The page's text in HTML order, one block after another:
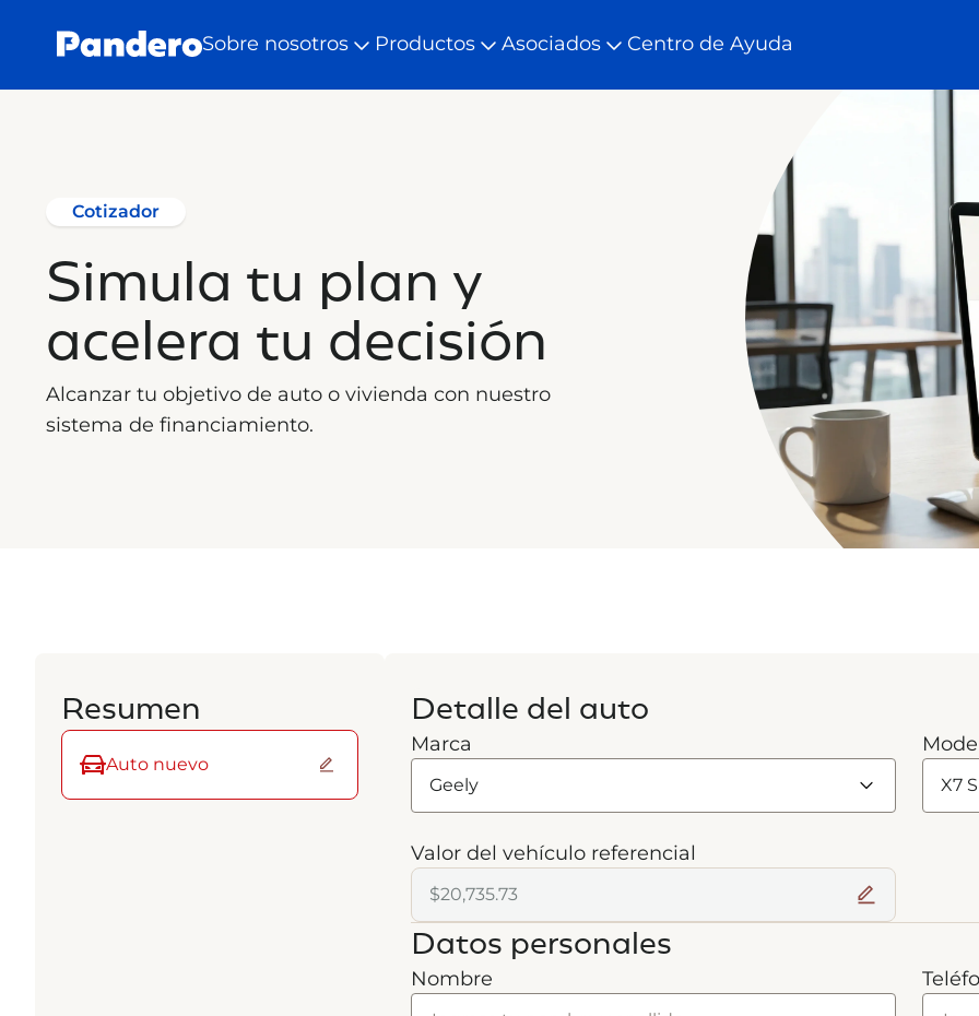
Sobre nosotros Productos Asociados Centro de Ayuda
Cotizador
Simula tu plan y
acelera tu decisión
Alcanzar tu objetivo de auto o vivienda con nuestro
sistema de financiamiento.
Resumen
Auto nuevo
Detalle del auto
Marca
Valor del vehículo referencial
Datos personales
Nombre